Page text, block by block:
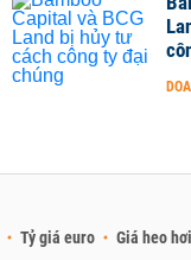
Tỷ giá euro Giá heo hơi